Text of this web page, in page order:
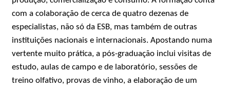
com a colaboração de cerca de quatro dezenas de
especialistas, não só da ESB, mas também de outras
instituições nacionais e internacionais. Apostando numa
vertente muito prática, a pós-graduação inclui visitas de
estudo, aulas de campo e de laboratório, sessões de
treino olfativo, provas de vinho, a elaboração de um